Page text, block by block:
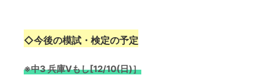
◇今後の模試・検定の予定
※中3 兵庫Vもし[12/10(日)］